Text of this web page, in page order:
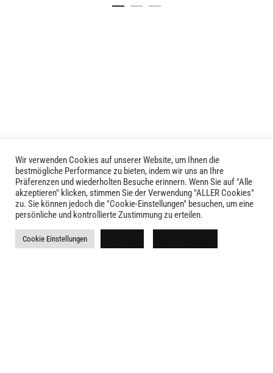
LIVID © 2024
Kontakt
Versandkosten
Wir verwenden Cookies auf unserer Website, um Ihnen die
bestmögliche Performance zu bieten, indem wir uns an Ihre
Präferenzen und wiederholten Besuche erinnern. Wenn Sie auf "Alle
akzeptieren" klicken, stimmen Sie der Verwendung "ALLER Cookies"
zu. Sie können jedoch die "Cookie-Einstellungen" besuchen, um eine
persönliche und kontrollierte Zustimmung zu erteilen.
Cookie Einstellungen